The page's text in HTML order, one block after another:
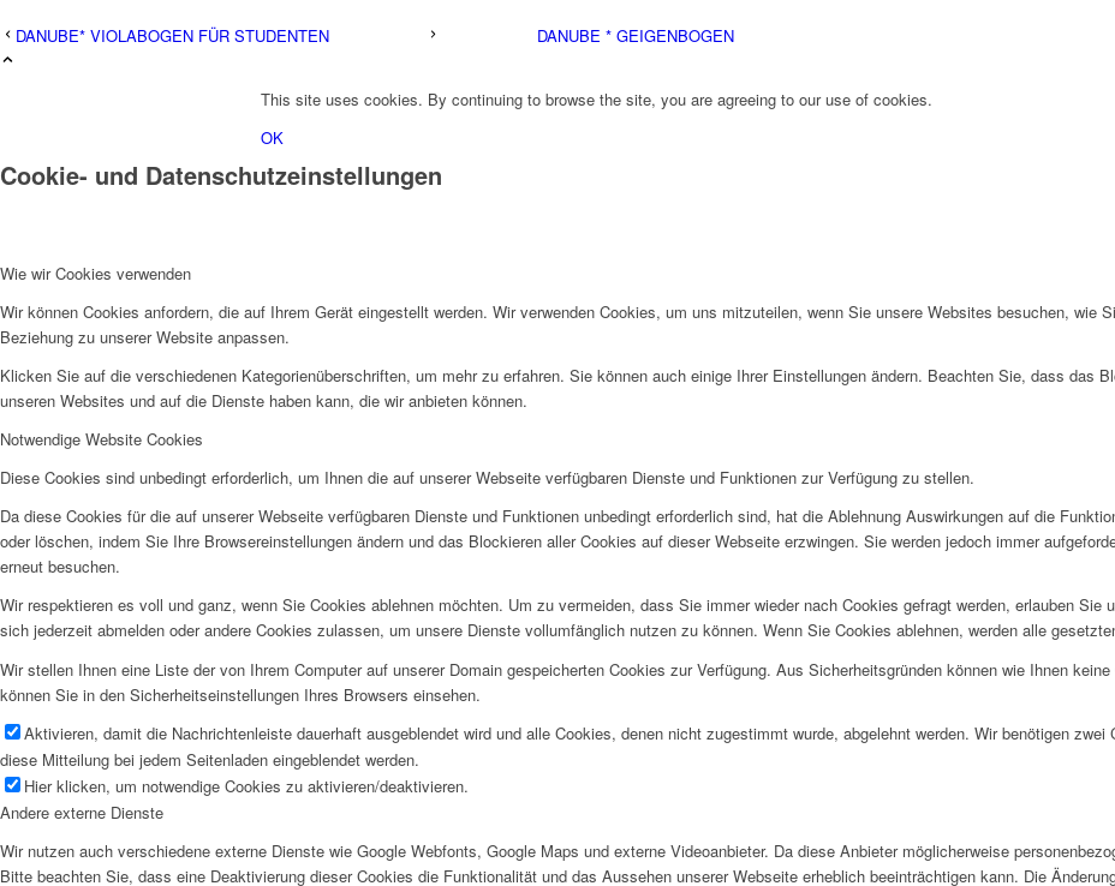
DANUBE* VIOLABOGEN FÜR STUDENTEN DANUBE * GEIGENBOGEN
This site uses cookies. By continuing to browse the site, you are agreeing to our use of cookies.
OK
Cookie- und Datenschutzeinstellungen
Wie wir Cookies verwenden
Wir können Cookies anfordern, die auf Ihrem Gerät eingestellt werden. Wir verwenden Cookies, um uns mitzuteilen, wenn Sie unsere Websites besuchen, wie
Beziehung zu unserer Website anpassen.
Klicken Sie auf die verschiedenen Kategorienüberschriften, um mehr zu erfahren. Sie können auch einige Ihrer Einstellungen ändern. Beachten Sie, dass das
unseren Websites und auf die Dienste haben kann, die wir anbieten können.
Notwendige Website Cookies
Diese Cookies sind unbedingt erforderlich, um Ihnen die auf unserer Webseite verfügbaren Dienste und Funktionen zur Verfügung zu stellen.
Da diese Cookies für die auf unserer Webseite verfügbaren Dienste und Funktionen unbedingt erforderlich sind, hat die Ablehnung Auswirkungen auf die
oder löschen, indem Sie Ihre Browsereinstellungen ändern und das Blockieren aller Cookies auf dieser Webseite erzwingen. Sie werden jedoch immer
erneut besuchen.
Wir respektieren es voll und ganz, wenn Sie Cookies ablehnen möchten. Um zu vermeiden, dass Sie immer wieder nach Cookies gefragt werden, erlauben
sich jederzeit abmelden oder andere Cookies zulassen, um unsere Dienste vollumfänglich nutzen zu können. Wenn Sie Cookies ablehnen, werden alle
Wir stellen Ihnen eine Liste der von Ihrem Computer auf unserer Domain gespeicherten Cookies zur Verfügung. Aus Sicherheitsgründen können wie Ihnen
können Sie in den Sicherheitseinstellungen Ihres Browsers einsehen.
Aktivieren, damit die Nachrichtenleiste dauerhaft ausgeblendet wird und alle Cookies, denen nicht zugestimmt wurde, abgelehnt werden. Wir benötigen
diese Mitteilung bei jedem Seitenladen eingeblendet werden.
Hier klicken, um notwendige Cookies zu aktivieren/deaktivieren.
Andere externe Dienste
Wir nutzen auch verschiedene externe Dienste wie Google Webfonts, Google Maps und externe Videoanbieter. Da diese Anbieter möglicherweise
Bitte beachten Sie, dass eine Deaktivierung dieser Cookies die Funktionalität und das Aussehen unserer Webseite erheblich beeinträchtigen kann. Die